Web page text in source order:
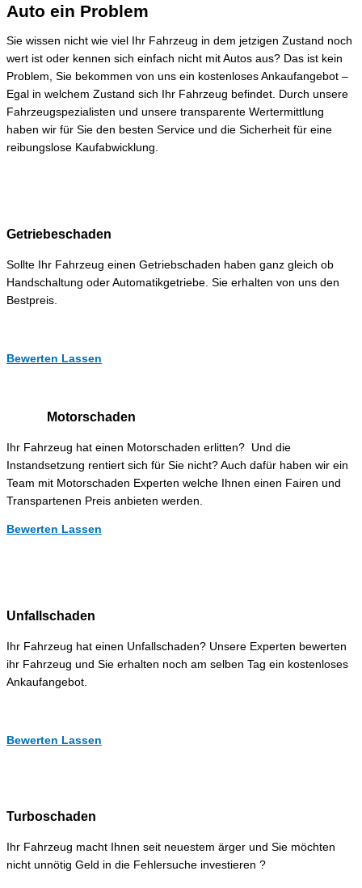
Auto ein Problem
Sie wissen nicht wie viel Ihr Fahrzeug in dem jetzigen Zustand noch
wert ist oder kennen sich einfach nicht mit Autos aus? Das ist kein
Problem, Sie bekommen von uns ein kostenloses Ankaufangebot –
Egal in welchem Zustand sich Ihr Fahrzeug befindet. Durch unsere
Fahrzeugspezialisten und unsere transparente Wertermittlung
haben wir für Sie den besten Service und die Sicherheit für eine
reibungslose Kaufabwicklung.
Getriebeschaden
Sollte Ihr Fahrzeug einen Getriebschaden haben ganz gleich ob
Handschaltung oder Automatikgetriebe. Sie erhalten von uns den
Bestpreis.
Bewerten Lassen
Motorschaden
Ihr Fahrzeug hat einen Motorschaden erlitten? Und die
Instandsetzung rentiert sich für Sie nicht? Auch dafür haben wir ein
Team mit Motorschaden Experten welche Ihnen einen Fairen und
Transpartenen Preis anbieten werden.
Bewerten Lassen
Unfallschaden
Ihr Fahrzeug hat einen Unfallschaden? Unsere Experten bewerten
ihr Fahrzeug und Sie erhalten noch am selben Tag ein kostenloses
Ankaufangebot.
Bewerten Lassen
Turboschaden
Ihr Fahrzeug macht Ihnen seit neuestem ärger und Sie möchten
nicht unnötig Geld in die Fehlersuche investieren ?